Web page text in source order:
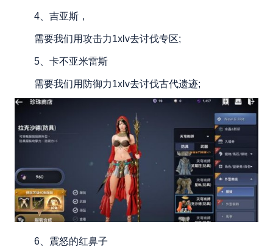
4、吉亚斯，
需要我们用攻击力1xlv去讨伐专区;
5、卡不亚米雷斯
需要我们用防御力1xlv去讨伐古代遗迹;
6、震怒的红鼻子